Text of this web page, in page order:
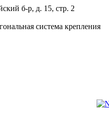
б-р, д. 15, стр. 2
система крепления